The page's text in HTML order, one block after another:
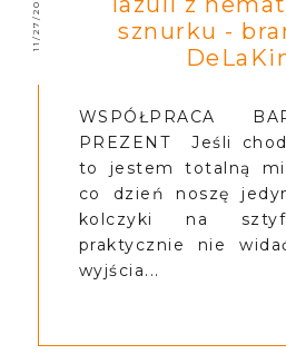
11/27/2018
sznurku -
WSPÓŁPRACA
PREZENT Jeśli
to jestem totalną
co dzień noszę
kolczyki na
praktycznie nie
wyjścia...